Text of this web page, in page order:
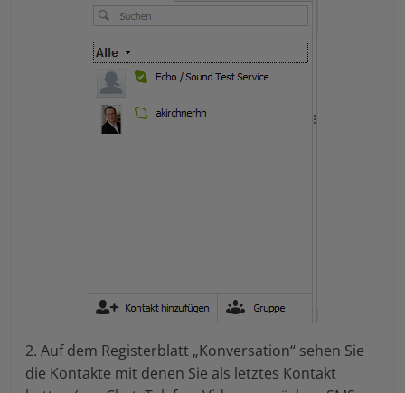
2. Auf dem Registerblatt „Konversation“ sehen Sie
die Kontakte mit denen Sie als letztes Kontakt